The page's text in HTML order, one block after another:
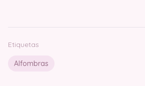
Etiquetas
Alfombras